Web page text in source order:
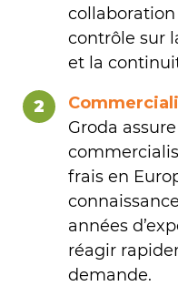
contrôle sur
et la
2
Groda
frais en
années
réagir
demande.